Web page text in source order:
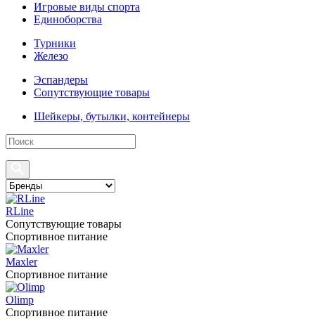
Игровые виды спорта
Единоборства
Турники
Железо
Эспандеры
Сопутствующие товары
Шейкеры, бутылки, контейнеры
RLine
Сопутствующие товары
Спортивное питание
Maxler
Спортивное питание
Olimp
Спортивное питание